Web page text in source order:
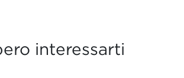
interessarti